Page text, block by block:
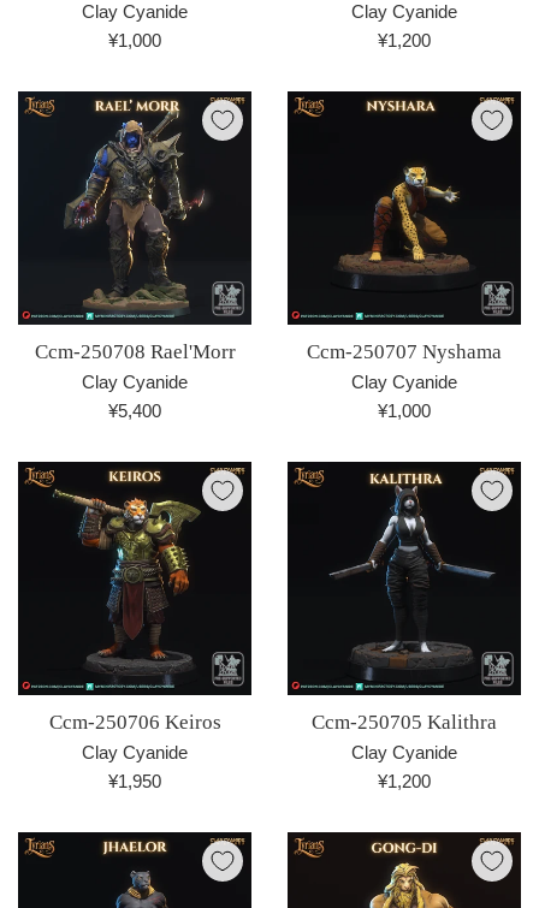
Clay Cyanide
通
価
格
¥1,000
Clay Cyanide
通
価
¥1,200
Ccm-250708 Rael'Morr
Clay Cyanide
通
価
¥5,400
Ccm-250707 Nyshama
Clay Cyanide
通
価
¥1,000
Ccm-250706 Keiros
Clay Cyanide
通
価
¥1,950
Ccm-250705 Kalithra
Clay Cyanide
通
価
格
¥1,200